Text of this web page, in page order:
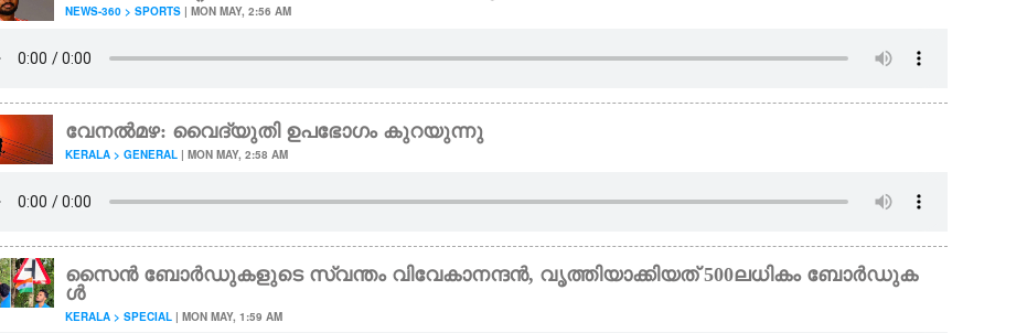
NEWS-360 > SPORTS| MON MAY, 2:56 AM
വേനൽമഴ: വൈദ്യുതി ഉപഭോഗം കുറയുന്നു
KERALA > GENERAL| MON MAY, 2:58 AM
സൈൻ ബോർഡുകളുടെ സ്വന്തം വിവേകാനന്ദൻ,​ വൃത്തിയാക്കിയത് 500ലധികം ബോർഡുക
ൾ
KERALA > SPECIAL| MON MAY, 1:59 AM